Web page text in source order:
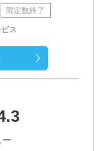
限定数終了
ス
ー